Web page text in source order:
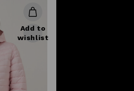
Add to
wishlist